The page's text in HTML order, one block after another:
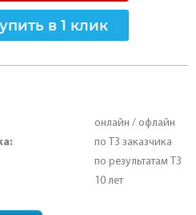
в 1 клик
онлайн / офлайн
по ТЗ заказчика
по результатам ТЗ
10 лет